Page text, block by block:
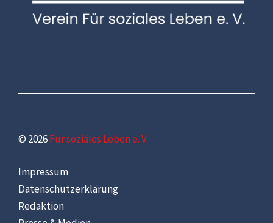
© 2026Für soziales Leben e. V.
Impressum
Datenschutzerklärung
Redaktion